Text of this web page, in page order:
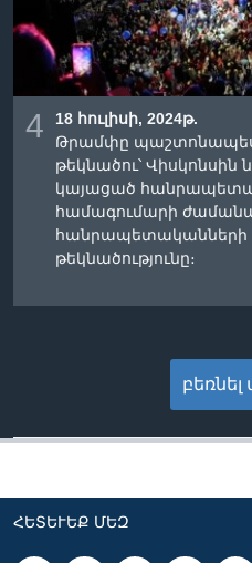
4
18 հուլիսի, 2024թ.
Թրամփը
թեկնածու՝ Վիսկոնսին
կայացած
համագումարի
թեկնածությունը։
բեռնել
ՀԵՏԵՒԵՔ ՄԵԶ